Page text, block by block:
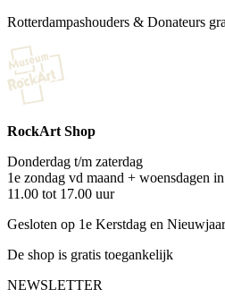
Rotterdampashouders & Donateurs
RockArt Shop
Donderdag t/m zaterdag
1e zondag vd maand + woensdagen
11.00 tot 17.00 uur
Gesloten op 1e Kerstdag en
De shop is gratis toegankelijk
NEWSLETTER